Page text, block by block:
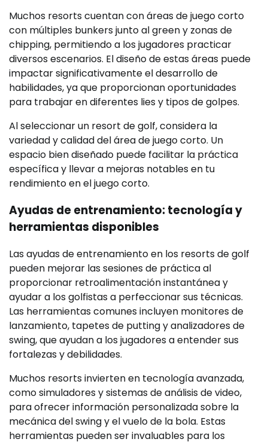
Muchos resorts cuentan con áreas de juego corto
con múltiples bunkers junto al green y zonas de
chipping, permitiendo a los jugadores practicar
diversos escenarios. El diseño de estas áreas puede
impactar significativamente el desarrollo de
habilidades, ya que proporcionan oportunidades
para trabajar en diferentes lies y tipos de golpes.
Al seleccionar un resort de golf, considera la
variedad y calidad del área de juego corto. Un
espacio bien diseñado puede facilitar la práctica
específica y llevar a mejoras notables en tu
rendimiento en el juego corto.
Ayudas de entrenamiento: tecnología y
herramientas disponibles
Las ayudas de entrenamiento en los resorts de golf
pueden mejorar las sesiones de práctica al
proporcionar retroalimentación instantánea y
ayudar a los golfistas a perfeccionar sus técnicas.
Las herramientas comunes incluyen monitores de
lanzamiento, tapetes de putting y analizadores de
swing, que ayudan a los jugadores a entender sus
fortalezas y debilidades.
Muchos resorts invierten en tecnología avanzada,
como simuladores y sistemas de análisis de video,
para ofrecer información personalizada sobre la
mecánica del swing y el vuelo de la bola. Estas
herramientas pueden ser invaluables para los